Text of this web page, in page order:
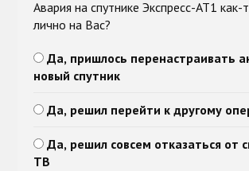
Авария на спутнике Экспресс-АТ1 как-
лично на Вас?
Да, пришлось перенастраивать
новый спутник
Да, решил перейти к другому
Да, решил совсем отказаться от
ТВ